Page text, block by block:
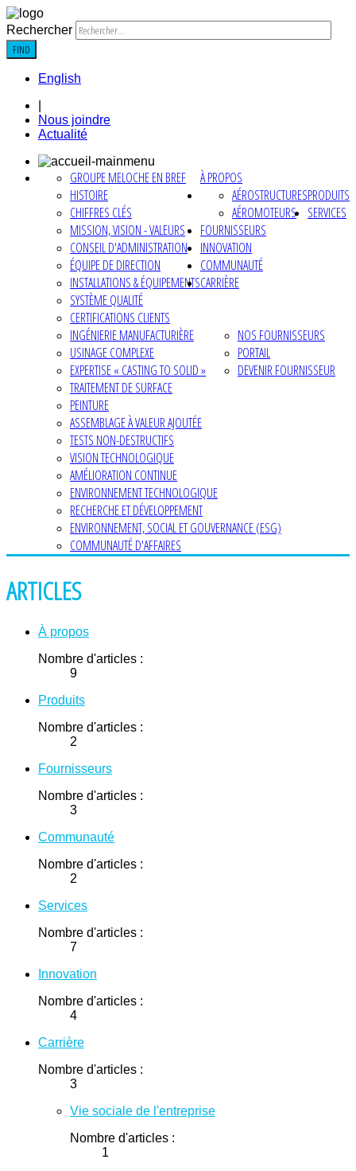
Rechercher
FIND
English
Nous joindre
Actualité
À PROPOS
GROUPE MELOCHE EN BREF
HISTOIRE
CHIFFRES CLÉS
MISSION, VISION - VALEURS
CONSEIL D'ADMINISTRATION
ÉQUIPE DE DIRECTION
INSTALLATIONS & ÉQUIPEMENTS
SYSTÈME QUALITÉ
CERTIFICATIONS CLIENTS
PRODUITS
AÉROSTRUCTURES
AÉROMOTEURS
SERVICES
INGÉNIERIE MANUFACTURIÈRE
USINAGE COMPLEXE
EXPERTISE « CASTING TO SOLID »
TRAITEMENT DE SURFACE
PEINTURE
ASSEMBLAGE À VALEUR AJOUTÉE
TESTS NON-DESTRUCTIFS
FOURNISSEURS
NOS FOURNISSEURS
PORTAIL
DEVENIR FOURNISSEUR
INNOVATION
VISION TECHNOLOGIQUE
AMÉLIORATION CONTINUE
ENVIRONNEMENT TECHNOLOGIQUE
RECHERCHE ET DÉVELOPPEMENT
COMMUNAUTÉ
ENVIRONNEMENT, SOCIAL ET GOUVERNANCE (ESG)
COMMUNAUTÉ D'AFFAIRES
CARRIÈRE
ARTICLES
À propos
Nombre d'articles :
9
Produits
Nombre d'articles :
2
Fournisseurs
Nombre d'articles :
3
Communauté
Nombre d'articles :
2
Services
Nombre d'articles :
7
Innovation
Nombre d'articles :
4
Carrière
Nombre d'articles :
3
Vie sociale de l'entreprise
Nombre d'articles :
1